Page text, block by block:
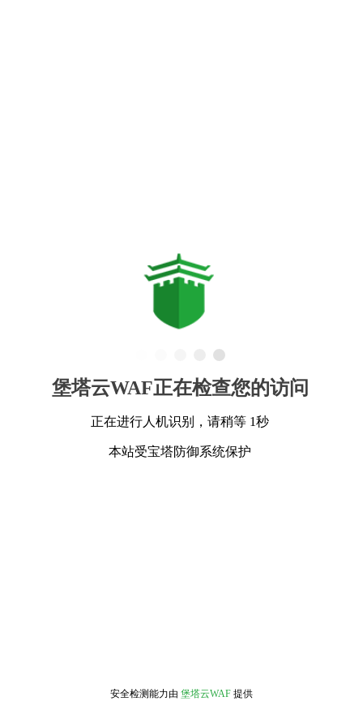
堡塔云WAF正在检查您的访问
正在进行人机识别，请稍等 1秒
本站受宝塔防御系统保护
安全检测能力由 堡塔云WAF 提供